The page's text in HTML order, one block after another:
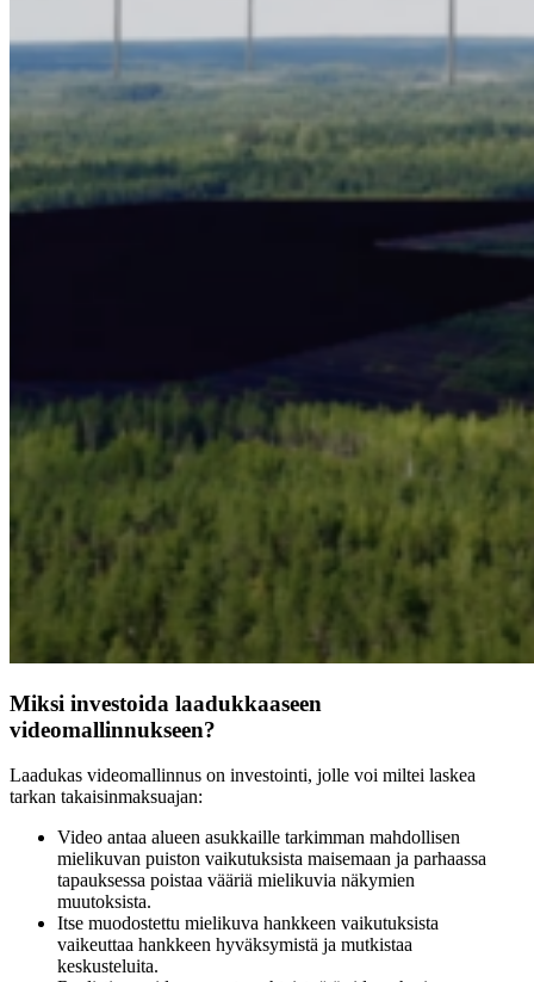
Miksi investoida laadukkaaseen
videomallinnukseen?
Laadukas videomallinnus on investointi, jolle voi miltei laskea
tarkan takaisinmaksuajan:
Video antaa alueen asukkaille tarkimman mahdollisen
mielikuvan puiston vaikutuksista maisemaan ja parhaassa
tapauksessa poistaa vääriä mielikuvia näkymien
muutoksista.
Itse muodostettu mielikuva hankkeen vaikutuksista
vaikeuttaa hankkeen hyväksymistä ja mutkistaa
keskusteluita.